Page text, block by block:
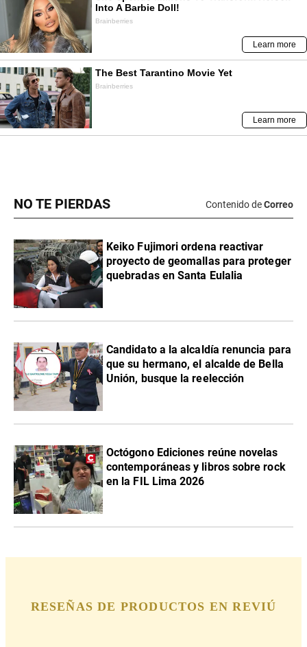
NO TE PIERDAS Contenido deCorreo
Keiko Fujimori ordena reactivar
proyecto de geomallas para proteger
quebradas en Santa Eulalia
Candidato a la alcaldía renuncia para
que su hermano, el alcalde de Bella
Unión, busque la reelección
Octógono Ediciones reúne novelas
contemporáneas y libros sobre rock
en la FIL Lima 2026